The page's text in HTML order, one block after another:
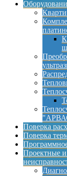
Поверка
Поверка
Проектные